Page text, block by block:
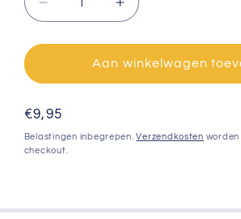
Aantal
verlagen
voor
Douchegel
voor
Aantal
verhogen
voor
Douchegel
voor
Aan winkelwagen
Normale
prijs
€9,95
Belastingen inbegrepen.Verzendkosten
checkout.